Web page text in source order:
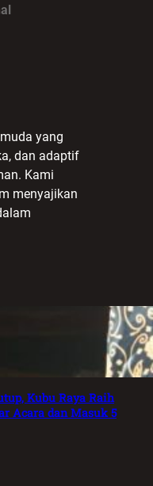
yang
dan adaptif
Kami
menyajikan
Kubu Raya Raih
Acara dan Masuk 5